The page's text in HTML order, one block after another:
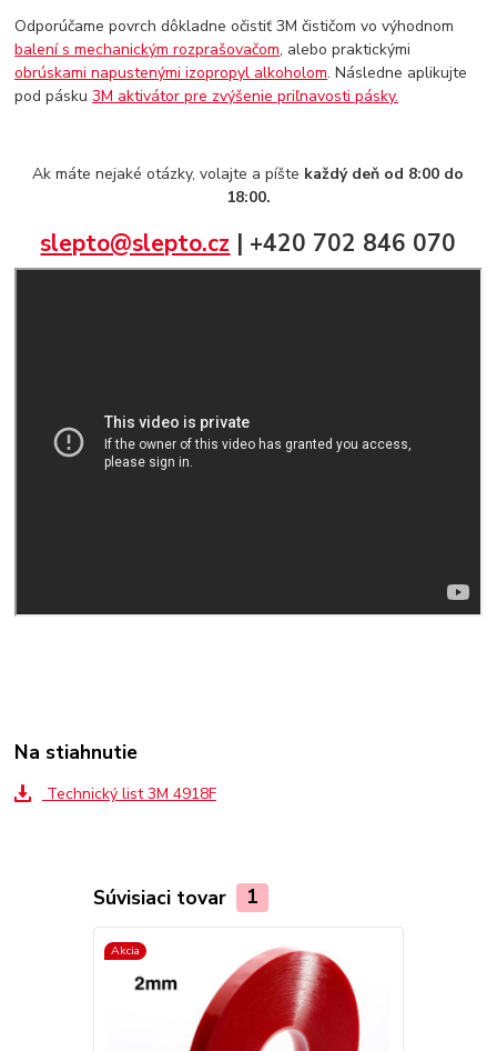
Odporúčame povrch dôkladne očistiť 3M čističom vo výhodnom
balení s mechanickým rozprašovačom, alebo praktickými
obrúskami napustenými izopropyl alkoholom. Následne aplikujte
pod pásku3M aktivátor pre zvýšenie priľnavosti pásky.
Ak máte nejaké otázky, volajte a píšte každý deň od 8:00 do
18:00.
slepto@slepto.cz | +420 702 846 070
Na stiahnutie
Technický list 3M 4918F
Súvisiaci tovar 1
Akcia